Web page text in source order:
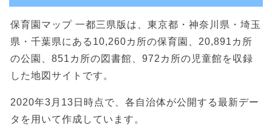
保育園マップ 一都三県版は、東京都・神奈川県・埼玉
県・千葉県にある10,260カ所の保育園、20,891カ所
の公園、851カ所の図書館、972カ所の児童館を収録
した地図サイトです。
2020年3月13日時点で、各自治体が公開する最新デー
タを用いて作成しています。